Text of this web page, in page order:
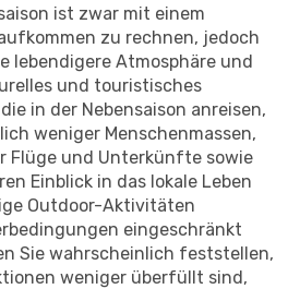
ist zwar mit einem
zu rechnen, jedoch
lebendigere Atmosphäre und
und touristisches
in der Nebensaison anreisen,
weniger Menschenmassen,
Flüge und Unterkünfte sowie
Einblick in das lokale Leben
Outdoor-Aktivitäten
eingeschränkt
Sie wahrscheinlich feststellen,
weniger überfüllt sind,